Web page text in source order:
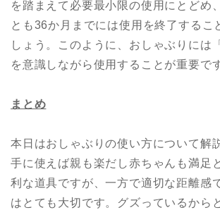
を踏まえて必要最小限の使用にとどめ
とも36か月までには使用を終了するこ
しょう。このように、おしゃぶりには
を意識しながら使用することが重要で
まとめ
本日はおしゃぶりの使い方について解
手に使えば親も楽だし赤ちゃんも満足
利な道具ですが、一方で適切な距離感
はとても大切です。グズっているから